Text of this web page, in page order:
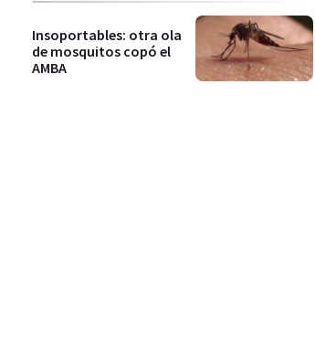
Insoportables: otra ola
de mosquitos copó el
AMBA